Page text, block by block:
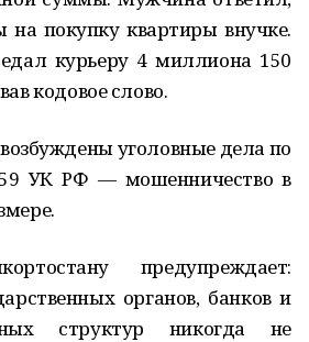
на покупку квартиры внучке.
курьеру 4 миллиона 150
кодовое слово.
уголовные дела по
УК РФ — мошенничество в
предупреждает:
органов, банков и
структур никогда не